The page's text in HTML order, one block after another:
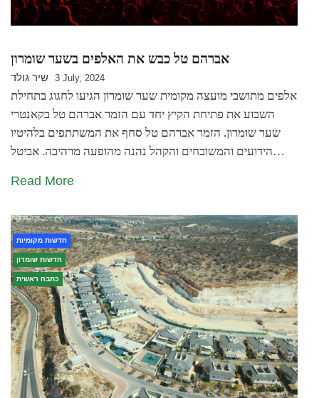
אברהם טל כבש את האלפים בשער שומרון
שיר גולד 3 July, 2024
אלפים מתושבי מועצה מקומית שער שומרון הגיעו לחגוג בתחילת
השבוע את פתיחת הקיץ יחד עם הזמר אברהם טל בקאנטרי
שער שומרון. הזמר אברהם טל סחף את המשתתפים בלהיטיו
הידועים והמשובחים והקהל נהנה מהופעה מרהיבה. אביטל…
Read More
חדשות מקומיות
חדשות שומרון
כתבה ראשית